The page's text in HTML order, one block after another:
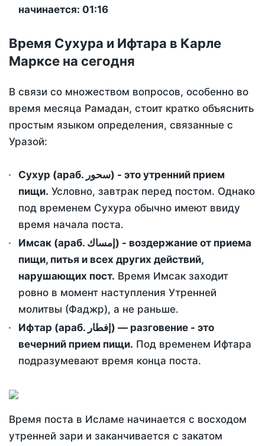
начинается: 01:16
Время Сухура и Ифтара в Карле
Марксе на сегодня
В связи со множеством вопросов, особенно во
время месяца Рамадан, стоит кратко объяснить
простым языком определения, связанные с
Уразой:
Сухур (араб. سحور) - это утренний прием
пищи. Условно, завтрак перед постом. Однако
под временем Сухура обычно имеют ввиду
время начала поста.
Имсак (араб. إمساك) - воздержание от приема
пищи, питья и всех других действий,
нарушающих пост. Время Имсак заходит
ровно в момент наступления Утренней
молитвы (Фаджр), а не раньше.
Ифтар (араб. إفطار) — разговение - это
вечерний прием пищи. Под временем Ифтара
подразумевают время конца поста.
Время поста в Исламе начинается с восходом
утренней зари и заканчивается с закатом